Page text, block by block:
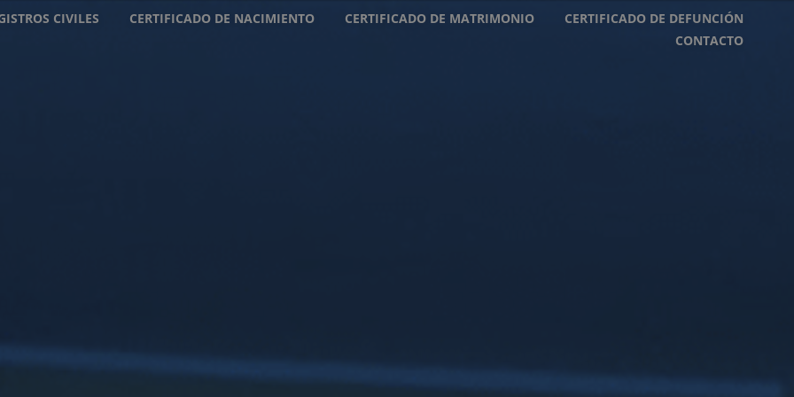
CIVILES CERTIFICADO DE NACIMIENTO CERTIFICADO DE MATRIMONIO
CERTIFICADO DE DEFUNCIÓN
CONTACTO